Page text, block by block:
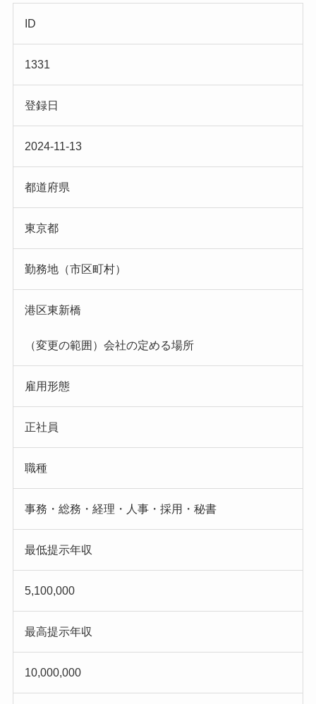
ID
1331
登録日
2024-11-13
都道府県
東京都
勤務地（市区町村）
港区東新橋
（変更の範囲）会社の定める場所
雇用形態
正社員
職種
事務・総務・経理・人事・採用・秘書
最低提示年収
5,100,000
最高提示年収
10,000,000